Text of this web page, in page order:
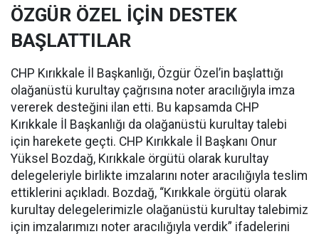
ÖZGÜR ÖZEL İÇİN DESTEK
BAŞLATTILAR
CHP Kırıkkale İl Başkanlığı, Özgür Özel’in başlattığı
olağanüstü kurultay çağrısına noter aracılığıyla imza
vererek desteğini ilan etti. Bu kapsamda CHP
Kırıkkale İl Başkanlığı da olağanüstü kurultay talebi
için harekete geçti. CHP Kırıkkale İl Başkanı Onur
Yüksel Bozdağ, Kırıkkale örgütü olarak kurultay
delegeleriyle birlikte imzalarını noter aracılığıyla teslim
ettiklerini açıkladı. Bozdağ, “Kırıkkale örgütü olarak
kurultay delegelerimizle olağanüstü kurultay talebimiz
için imzalarımızı noter aracılığıyla verdik” ifadelerini